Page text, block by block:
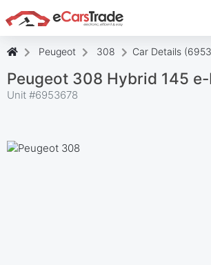
Įdiekite "eCarsTrade" internetinę
pridėkite ją prie pagrindinio
Peugeot 308 Car Details
Peugeot 308 Hybrid 145
Unit #6953678